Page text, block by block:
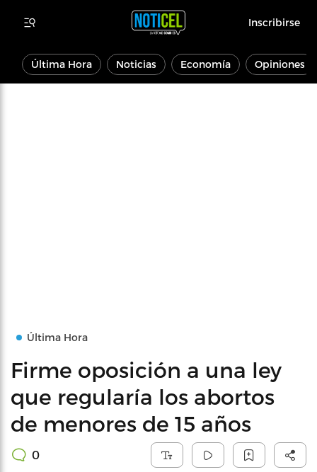
Inscribirse
Última Hora Noticias Economía Opiniones
Última Hora
Firme oposición a una ley
que regularía los abortos
de menores de 15 años
0